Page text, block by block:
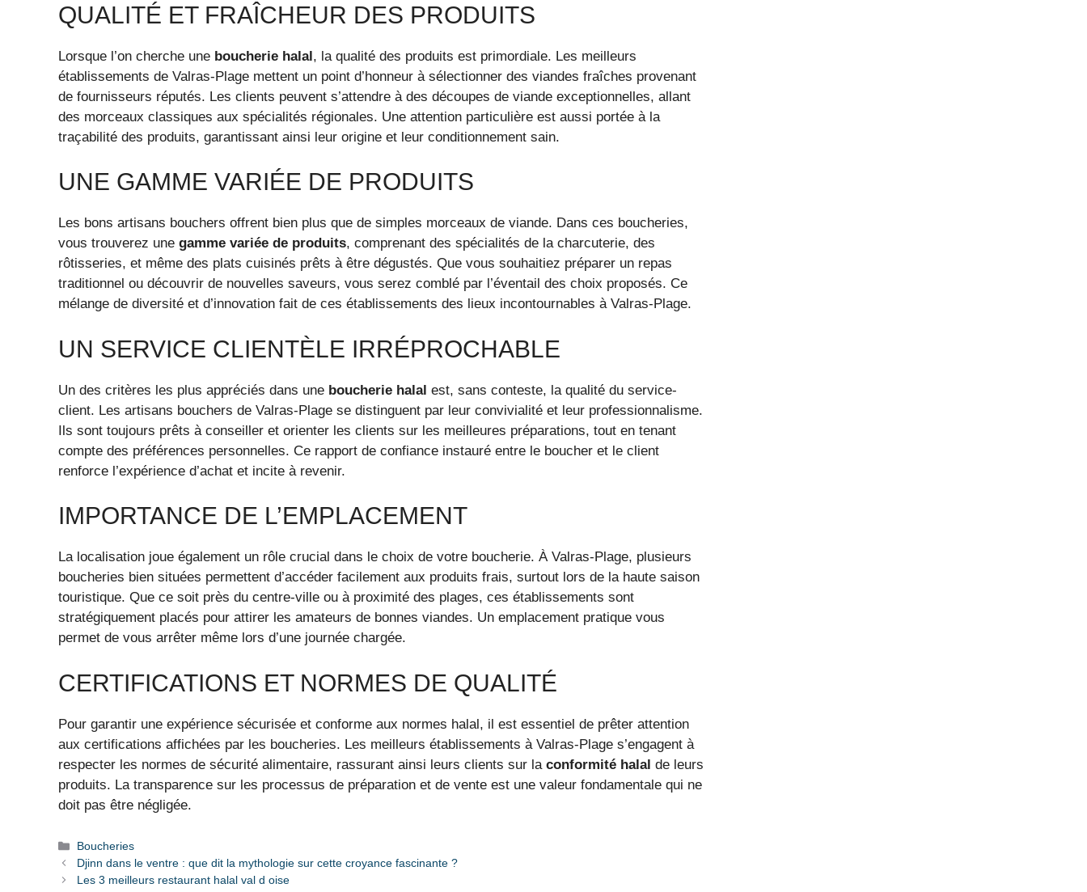
QUALITÉ ET FRAÎCHEUR DES PRODUITS
Lorsque l’on cherche une boucherie halal, la qualité des produits est primordiale. Les meilleurs
établissements de Valras-Plage mettent un point d’honneur à sélectionner des viandes fraîches provenant
de fournisseurs réputés. Les clients peuvent s’attendre à des découpes de viande exceptionnelles, allant
des morceaux classiques aux spécialités régionales. Une attention particulière est aussi portée à la
traçabilité des produits, garantissant ainsi leur origine et leur conditionnement sain.
UNE GAMME VARIÉE DE PRODUITS
Les bons artisans bouchers offrent bien plus que de simples morceaux de viande. Dans ces boucheries,
vous trouverez une gamme variée de produits, comprenant des spécialités de la charcuterie, des
rôtisseries, et même des plats cuisinés prêts à être dégustés. Que vous souhaitiez préparer un repas
traditionnel ou découvrir de nouvelles saveurs, vous serez comblé par l’éventail des choix proposés. Ce
mélange de diversité et d’innovation fait de ces établissements des lieux incontournables à Valras-Plage.
UN SERVICE CLIENTÈLE IRRÉPROCHABLE
Un des critères les plus appréciés dans une boucherie halal est, sans conteste, la qualité du service-
client. Les artisans bouchers de Valras-Plage se distinguent par leur convivialité et leur professionnalisme.
Ils sont toujours prêts à conseiller et orienter les clients sur les meilleures préparations, tout en tenant
compte des préférences personnelles. Ce rapport de confiance instauré entre le boucher et le client
renforce l’expérience d’achat et incite à revenir.
IMPORTANCE DE L’EMPLACEMENT
La localisation joue également un rôle crucial dans le choix de votre boucherie. À Valras-Plage, plusieurs
boucheries bien situées permettent d’accéder facilement aux produits frais, surtout lors de la haute saison
touristique. Que ce soit près du centre-ville ou à proximité des plages, ces établissements sont
stratégiquement placés pour attirer les amateurs de bonnes viandes. Un emplacement pratique vous
permet de vous arrêter même lors d’une journée chargée.
CERTIFICATIONS ET NORMES DE QUALITÉ
Pour garantir une expérience sécurisée et conforme aux normes halal, il est essentiel de prêter attention
aux certifications affichées par les boucheries. Les meilleurs établissements à Valras-Plage s’engagent à
respecter les normes de sécurité alimentaire, rassurant ainsi leurs clients sur la conformité halal de leurs
produits. La transparence sur les processus de préparation et de vente est une valeur fondamentale qui ne
doit pas être négligée.
Boucheries
Djinn dans le ventre : que dit la mythologie sur cette croyance fascinante ?
Les 3 meilleurs restaurant halal val d oise